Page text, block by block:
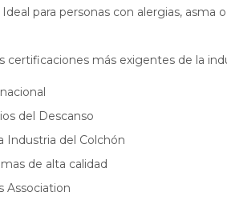
para personas con alergias,
certificaciones más exigentes de la
del Descanso
Industria del Colchón
de alta calidad
Association